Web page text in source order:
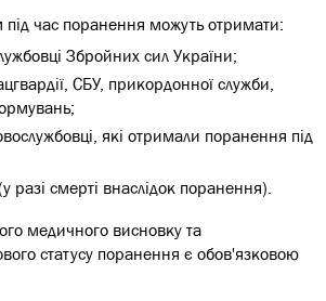
під час поранення можуть отримати:
Збройних сил України;
СБУ, прикордонної служби,
які отримали поранення під
разі смерті внаслідок поранення).
медичного висновку та
статусу поранення є обов'язковою